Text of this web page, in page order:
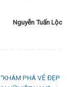
Nguyễn Tuấn Lộc
PHÁ VẺ ĐẸP